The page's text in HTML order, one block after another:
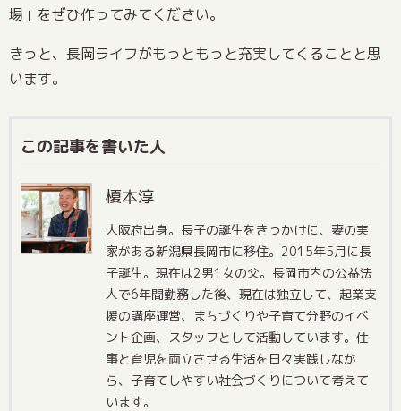
場」をぜひ作ってみてください。
きっと、長岡ライフがもっともっと充実してくることと思
います。
この記事を書いた人
榎本淳
大阪府出身。長子の誕生をきっかけに、妻の実
家がある新潟県長岡市に移住。2015年5月に長
子誕生。現在は2男1女の父。長岡市内の公益法
人で6年間勤務した後、現在は独立して、起業支
援の講座運営、まちづくりや子育て分野のイベ
ント企画、スタッフとして活動しています。仕
事と育児を両立させる生活を日々実践しなが
ら、子育てしやすい社会づくりについて考えて
います。